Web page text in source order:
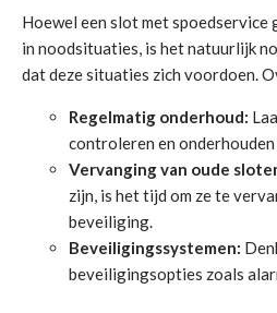
Hoewel een slot met
in noodsituaties, is het natuurlijk
dat deze situaties zich voordoen.
Regelmatig onderhoud:
controleren en
Vervanging van oude
zijn, is het tijd om ze te
beveiliging.
Beveiligingssystemen:
beveiligingsopties zoals